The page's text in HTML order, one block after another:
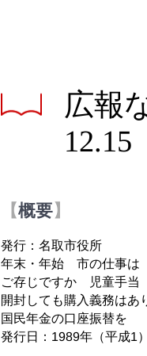
広報
12.15
概要
発行：名取市役所
年末・年始 市の仕事は
ご存じですか 児童手当
開封しても購入義務はあ
国民年金の口座振替を
発行日：1989年（平成1